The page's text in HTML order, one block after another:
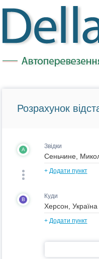
Розрахунок
A Звідки
+ Додати пункт
B Куди
+ Додати пункт